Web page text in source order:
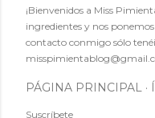
¡Bienvenidos a Miss
ingredientes y nos
contacto conmigo sólo
PÁGINA PRINCIPAL
Suscríbete